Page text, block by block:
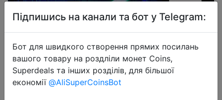
Підпишись на канали та бот у Telegram:
Бот для швидкого створення прямих посилань
вашого товару на роздліли монет Coins,
Superdeals та інших розділів, для більшої
економії @AliSuperCoinsBot